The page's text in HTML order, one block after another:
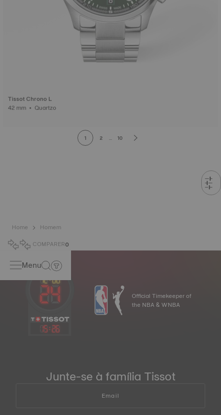
Tissot Chrono L
42 mm • Quartzo
1 2 ... 10
Home
Homem
COMPARER0
Menu
15:26
Official Timekeeper of
the NBA & WNBA
Junte-se à família Tissot
Email